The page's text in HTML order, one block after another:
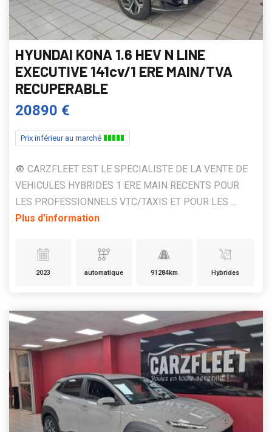
HYUNDAI KONA 1.6 HEV N LINE
EXECUTIVE 141cv/1 ERE MAIN/TVA
RECUPERABLE
20890 €
Prix inférieur au marché
🔘 CARZFLEET EST LE SPECIALISTE DE LA VENTE DE
VEHICULES HYBRIDES 1 ERE MAIN RECENTS POUR
LES PROFESSIONNELS VTC/TAXIS ET POUR LES ...
Plus d'information
2023 automatique 91284km Hybrides